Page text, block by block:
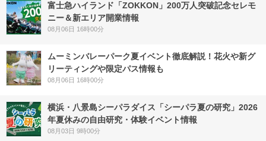
富士急ハイランド「ZOKKON」200万人突破記念セレモ
ニー＆新エリア開業情報
08月06日 16時00分
ムーミンバレーパーク夏イベント徹底解説！花火や新グ
リーティングや限定パス情報も
08月06日 16時00分
横浜・八景島シーパラダイス「シーパラ夏の研究」2026
年夏休みの自由研究・体験イベント情報
08月03日 9時00分